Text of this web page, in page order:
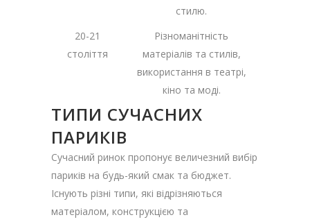
стилю.
20-21
століття
Різноманітність
матеріалів та стилів,
використання в театрі,
кіно та моді.
ТИПИ СУЧАСНИХ
ПАРИКІВ
Сучасний ринок пропонує величезний вибір
париків на будь-який смак та бюджет.
Існують різні типи, які відрізняються
матеріалом, конструкцією та